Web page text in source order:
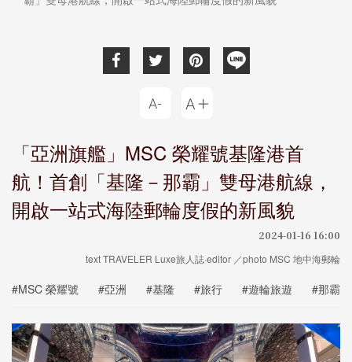
「亞洲旗艦」MSC 榮耀號基隆港首
航！首創「基隆－那霸」雙母港航線，
開啟一站式海陸郵輪度假的新風貌
2024-01-16 16:00
text TRAVELER Luxe旅人誌·editor ／photo MSC 地中海郵輪
#MSC 榮耀號 #亞洲 #基隆 #旅行 #遊輪旅遊 #那霸